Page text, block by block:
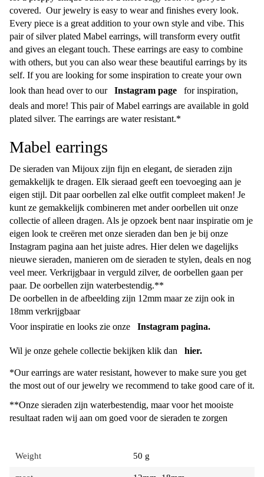
covered. Our jewelry is easy to wear and finishes every look.
Every piece is a great addition to your own style and vibe. This
pair of silver plated Mabel earrings, will transform every outfit
and gives an elegant touch. These earrings are easy to combine
with others, but you can also wear these beautiful earrings by its
self. If you are looking for some inspiration to create your own
look than head over to our
Instagram page
for inspiration,
deals and more! This pair of Mabel earrings are available in gold
plated silver. The earrings are water resistant.*
Mabel earrings
De sieraden van Mijoux zijn fijn en elegant, de sieraden zijn
gemakkelijk te dragen. Elk sieraad geeft een toevoeging aan je
eigen stijl. Dit paar oorbellen zal elke outfit compleet maken! Je
kunt ze gemakkelijk combineren met ander oorbellen uit onze
collectie of alleen dragen. Als je opzoek bent naar inspiratie om je
eigen look te creëren met onze sieraden dan ben je bij onze
Instagram pagina aan het juiste adres. Hier delen we dagelijks
nieuwe sieraden, manieren om de sieraden te stylen, deals en nog
veel meer. Verkrijgbaar in verguld zilver, de oorbellen gaan per
paar. De oorbellen zijn waterbestendig.**
De oorbellen in de afbeelding zijn 12mm maar ze zijn ook in
18mm verkrijgbaar
Voor inspiratie en looks zie onze
Instagram pagina.
Wil je onze gehele collectie bekijken klik dan hier.
*Our earrings are water resistant, however to make sure you get
the most out of our jewelry we recommend to take good care of it.
**Onze sieraden zijn waterbestendig, maar voor het mooiste
resultaat raden wij aan om goed voor de sieraden te zorgen
Weight 50 g